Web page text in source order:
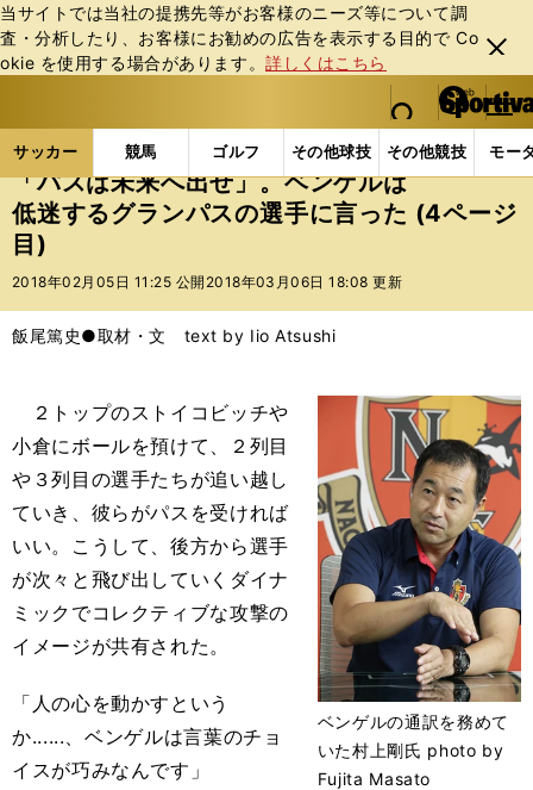
当サイトでは当社の提携先等がお客様のニーズ等について調
査・分析したり、お客様にお勧めの広告を表⽰する⽬的で Co
okie を使⽤する場合があります。詳しくはこちら
閉じ
る
web Sportiva (webスポルティーバ)
検索
マイペ
ー
ジ
メニュ
サッカー 競馬 ゴルフ その他球技 その他競技 モー
ス
ポ
ル
テ
ー
バ
サッカーの記事一覧 Jリーグ他 Jリーグ 「パス
「パスは未来へ出せ」。ベンゲルは
低迷するグランパスの選手に言った (4ページ
目)
2018年02月05日 11:25 公開 2018年03月06日 18:08 更新
飯尾篤史●取材・文 text by Iio Atsushi
ベンゲルの通訳を務めて
いた村上剛氏 photo by
Fujita Masato
２トップのストイコビッチや
小倉にボールを預けて、２列目
や３列目の選手たちが追い越し
ていき、彼らがパスを受ければ
いい。こうして、後方から選手
が次々と飛び出していくダイナ
ミックでコレクティブな攻撃の
イメージが共有された。
「人の心を動かすという
か......、ベンゲルは言葉のチョ
イスが巧みなんです」